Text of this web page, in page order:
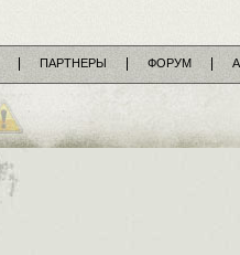
ПАРТНЕРЫ ФОРУМ